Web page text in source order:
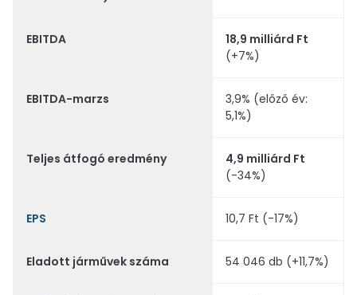
EBITDA
18,9 milliárd Ft
(+7%)
EBITDA-marzs
3,9% (előző év:
5,1%)
Teljes átfogó eredmény
4,9 milliárd Ft
(-34%)
EPS 10,7 Ft (-17%)
Eladott járművek száma 54 046 db (+11,7%)